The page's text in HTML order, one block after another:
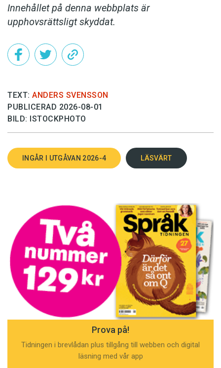
Innehållet på denna webbplats är
upphovsrättsligt skyddat.
TEXT: ANDERS SVENSSON
PUBLICERAD 2026-08-01
BILD: ISTOCKPHOTO
INGÅR I UTGÅVAN 2026-4 LÄSVÄRT
Prova på!
Tidningen i brevlådan plus tillgång till webben och digital
läsning med vår app